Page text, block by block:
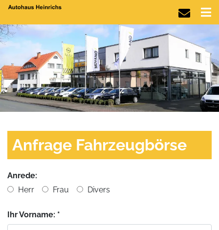
Anfrage Fahrzeugbörse
Anrede:
Herr
Frau Divers
Ihr Vorname: *